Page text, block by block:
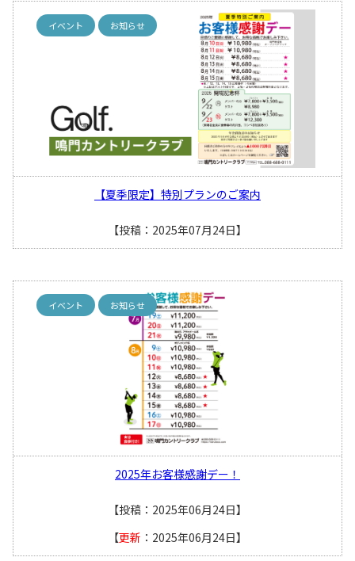
イベント お知らせ
【夏季限定】特別プランのご案内
【投稿：2025年07月24日】
イベント お知らせ
2025年お客様感謝デー！
【投稿：2025年06月24日】
【更新 ：2025年06月24日】